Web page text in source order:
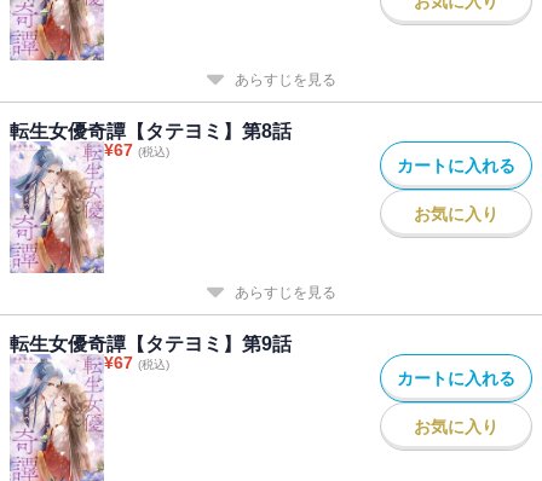
あらすじを見る
転生女優奇譚【タテヨミ】第8話
¥67 (税込)
カートに入れる
お気に入り
あらすじを見る
転生女優奇譚【タテヨミ】第9話
¥67 (税込)
カートに入れる
お気に入り